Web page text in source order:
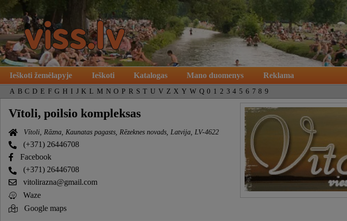
Ieškoti žemėlapyje Ieškoti Katalogas Mano duomenys Reklama
A B C D E F G H I J K L M N O P R S T U V Z X Y W Q 0 1 2 3 4 5 6 7 8 9
Vītoli, poilsio kompleksas
Vītoli, Rāzna, Kaunatas pagasts, Rēzeknes novads, Latvija, LV-4622
(+371) 26446708
Facebook
(+371) 26446708
vitolirazna@gmail.com
Waze
Google maps